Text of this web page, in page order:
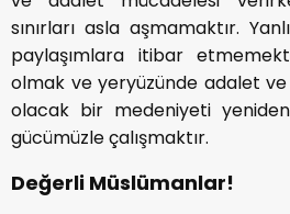
sınırları asla aşmamaktır.
paylaşımlara itibar
olmak ve yeryüzünde adalet
olacak bir medeniyeti
gücümüzle çalışmaktır.
Değerli Müslümanlar!